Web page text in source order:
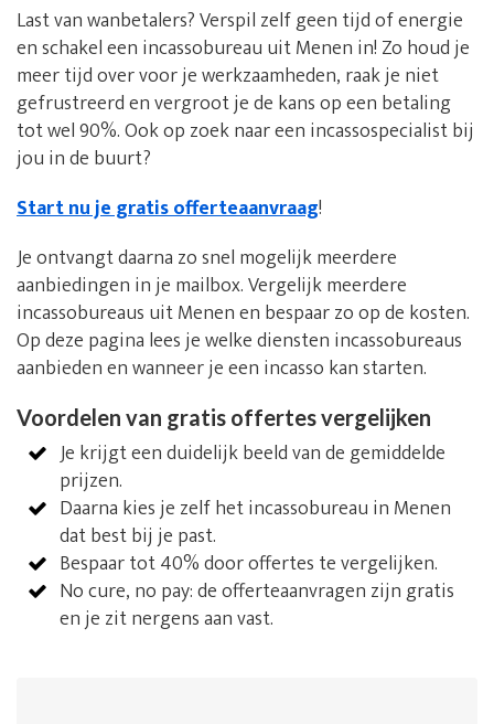
Last van wanbetalers? Verspil zelf geen tijd of energie
en schakel een incassobureau uit Menen in! Zo houd je
meer tijd over voor je werkzaamheden, raak je niet
gefrustreerd en vergroot je de kans op een betaling
tot wel 90%. Ook op zoek naar een incassospecialist bij
jou in de buurt?
Start nu je gratis offerteaanvraag!
Je ontvangt daarna zo snel mogelijk meerdere
aanbiedingen in je mailbox. Vergelijk meerdere
incassobureaus uit Menen en bespaar zo op de kosten.
Op deze pagina lees je welke diensten incassobureaus
aanbieden en wanneer je een incasso kan starten.
Voordelen van gratis offertes vergelijken
Je krijgt een duidelijk beeld van de gemiddelde
prijzen.
Daarna kies je zelf het incassobureau in Menen
dat best bij je past.
Bespaar tot 40% door offertes te vergelijken.
No cure, no pay: de offerteaanvragen zijn gratis
en je zit nergens aan vast.